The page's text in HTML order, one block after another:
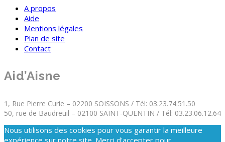
A propos
Aide
Mentions légales
Plan de site
Contact
Aid’Aisne
1, Rue Pierre Curie – 02200 SOISSONS / Tél: 03.23.74.51.50
50, rue de Baudreuil – 02100 SAINT-QUENTIN / Tél: 03.23.06.12.64
Nous utilisons des cookies pour vous garantir la meilleure
expérience sur notre site. Merci d'accepter pour